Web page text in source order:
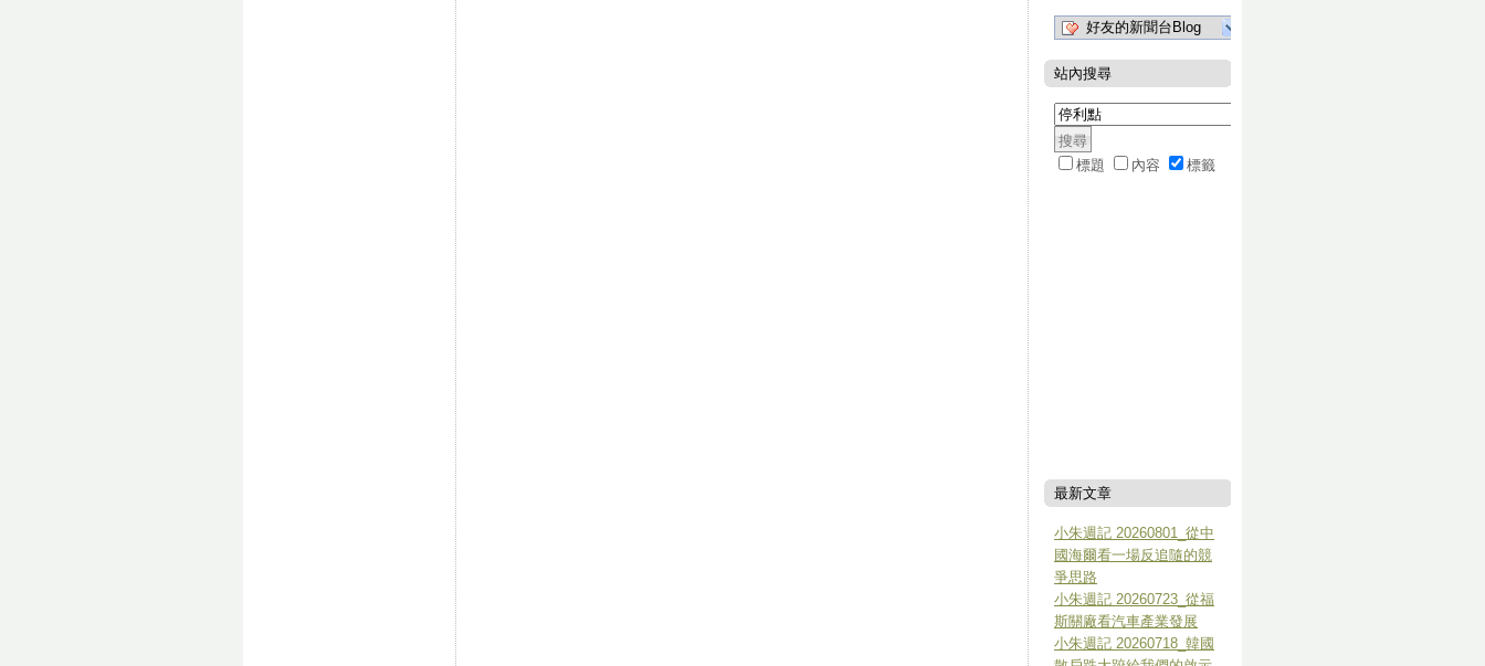
好友的新聞台Blog
站內搜尋
標題 內容 標籤
最新文章
小朱週記 20260801_從中
國海爾看一場反追隨的競
爭思路
小朱週記 20260723_從福
斯關廠看汽車產業發展
小朱週記 20260718_韓國